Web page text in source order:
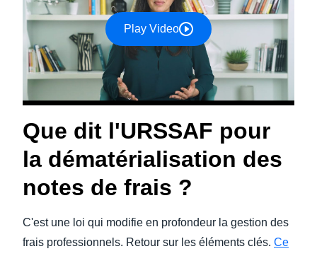
Play Video
Que dit l'URSSAF pour
la dématérialisation des
notes de frais ?
C'est une loi qui modifie en profondeur la gestion des
frais professionnels. Retour sur les éléments clés. Ce